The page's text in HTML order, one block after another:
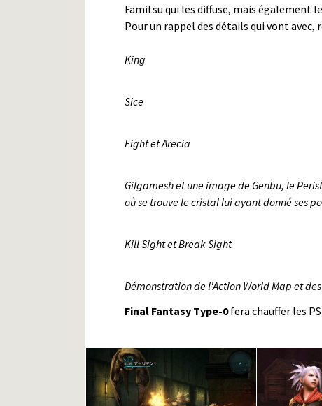
Famitsu qui les diffuse, mais également le
Pour un rappel des détails qui vont avec,
King
Sice
Eight et Arecia
Gilgamesh et une image de Genbu, le
où se trouve le cristal lui ayant donné ses
Kill Sight et Break Sight
Démonstration de l'Action World Map et
Final Fantasy Type-0fera chauffer les